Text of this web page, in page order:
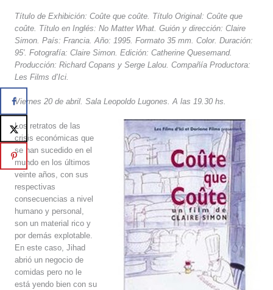
Título de Exhibición: Coûte que coûte. Título Original: Coûte que
coûte. Título en Inglés: No Matter What. Guión y dirección: Claire
Simon. País: Francia. Año: 1995. Formato 35 mm. Color. Duración:
95′. Fotografía: Claire Simon. Edición: Catherine Quesemand.
Producción: Richard Copans y Serge Lalou. Compañía Productora:
Les Films d’Ici.
Viernes 20 de abril. Sala Leopoldo Lugones. A las 19.30 hs.
Los retratos de las
crisis económicas que
se han sucedido en el
mundo en los últimos
veinte años, con sus
respectivas
consecuencias a nivel
humano y personal,
son un material rico y
por demás explotable.
En este caso, Jihad
abrió un negocio de
comidas pero no le
está yendo bien con su